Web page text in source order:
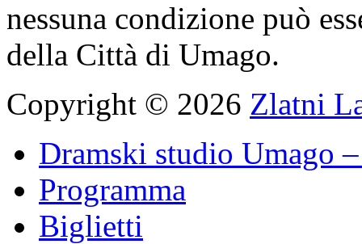
nessuna condizione può
della Città di Umago.
Copyright © 2026 Zlatni
Dramski studio Umago
Programma
Biglietti